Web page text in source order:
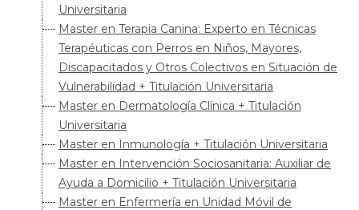
Universitaria
Master en Terapia Canina: Experto en Técnicas
Terapéuticas con Perros en Niños, Mayores,
Discapacitados y Otros Colectivos en Situación de
Vulnerabilidad + Titulación Universitaria
Master en Dermatología Clínica + Titulación
Universitaria
Master en Inmunología + Titulación Universitaria
Master en Intervención Sociosanitaria: Auxiliar de
Ayuda a Domicilio + Titulación Universitaria
Master en Enfermería en Unidad Móvil de